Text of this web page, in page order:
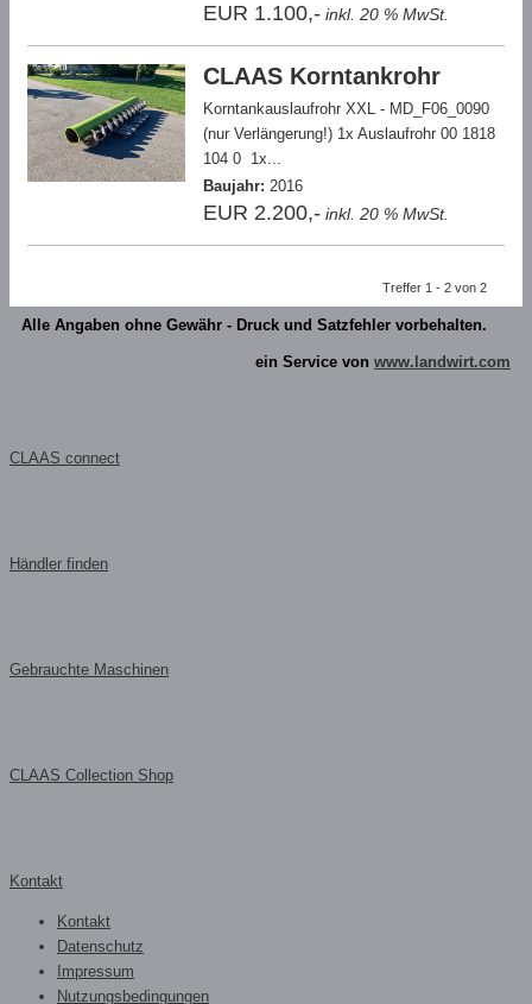
EUR 1.100,- inkl. 20 % MwSt.
CLAAS Korntankrohr
Korntankauslaufrohr XXL - MD_F06_0090
(nur Verlängerung!) 1x Auslaufrohr 00 1818
104 0 1x...
Baujahr: 2016
EUR 2.200,- inkl. 20 % MwSt.
Treffer 1 - 2 von 2
Alle Angaben ohne Gewähr - Druck und Satzfehler vorbehalten.
ein Service von www.landwirt.com
CLAAS connect
Händler finden
Gebrauchte Maschinen
CLAAS Collection Shop
Kontakt
Kontakt
Datenschutz
Impressum
Nutzungsbedingungen